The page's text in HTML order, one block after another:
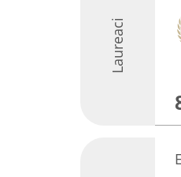
Laureaci